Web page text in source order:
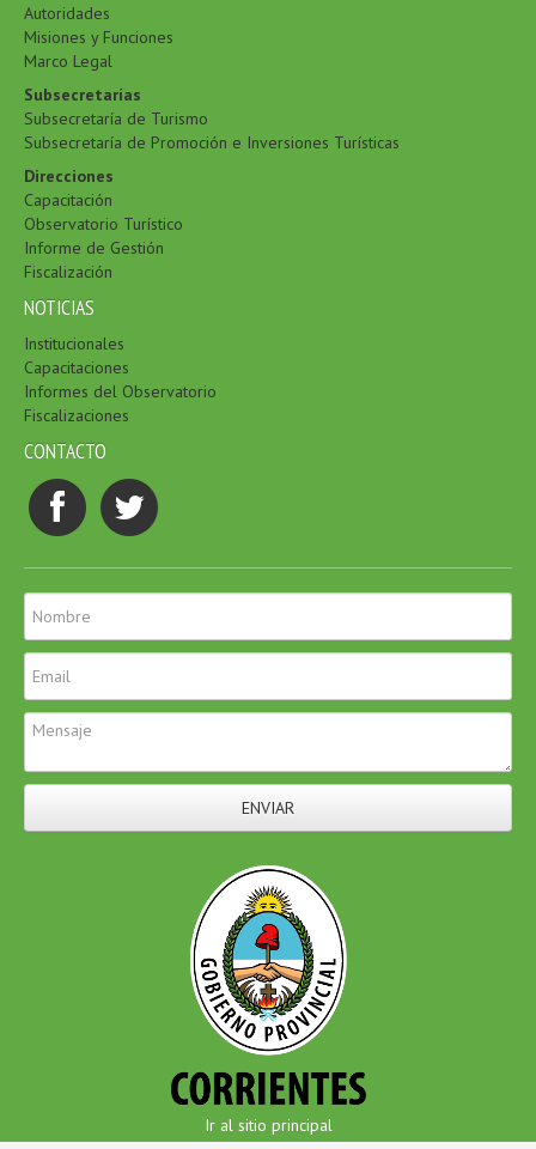
Autoridades
Misiones y Funciones
Marco Legal
Subsecretarías
Subsecretaría de Turismo
Subsecretaría de Promoción e Inversiones Turísticas
Direcciones
Capacitación
Observatorio Turístico
Informe de Gestión
Fiscalización
NOTICIAS
Institucionales
Capacitaciones
Informes del Observatorio
Fiscalizaciones
CONTACTO
ENVIAR
Ir al sitio principal